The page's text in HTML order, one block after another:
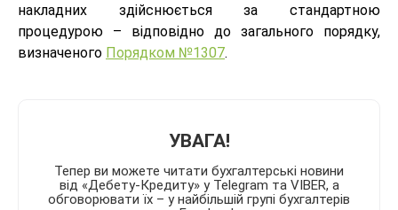
накладних здійснюється за стандартною
процедурою – відповідно до загального порядку,
визначеного Порядком №1307.
УВАГА!
Тепер ви можете читати бухгалтерські новини
від «Дебету-Кредиту» у Telegram та VIBER, а
обговорювати їх – у найбільшій групі бухгалтерів